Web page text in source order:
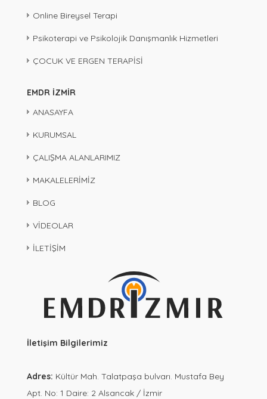
Online Bireysel Terapi
Psikoterapi ve Psikolojik Danışmanlık Hizmetleri
ÇOCUK VE ERGEN TERAPİSİ
EMDR İZMİR
ANASAYFA
KURUMSAL
ÇALIŞMA ALANLARIMIZ
MAKALELERİMİZ
BLOG
VİDEOLAR
İLETİŞİM
İletişim Bilgilerimiz
Adres: Kültür Mah. Talatpaşa bulvarı. Mustafa Bey
Apt. No: 1 Daire: 2 Alsancak / İzmir